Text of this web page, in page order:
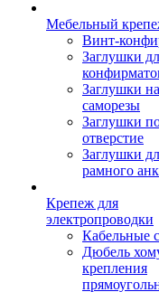
Мебельный
Винт-
Заглушки
Заглушки на
саморезы
Заглушки
отверстие
Заглушки
рамного
Крепеж для
электропроводки
Кабельные
Дюбель
крепления